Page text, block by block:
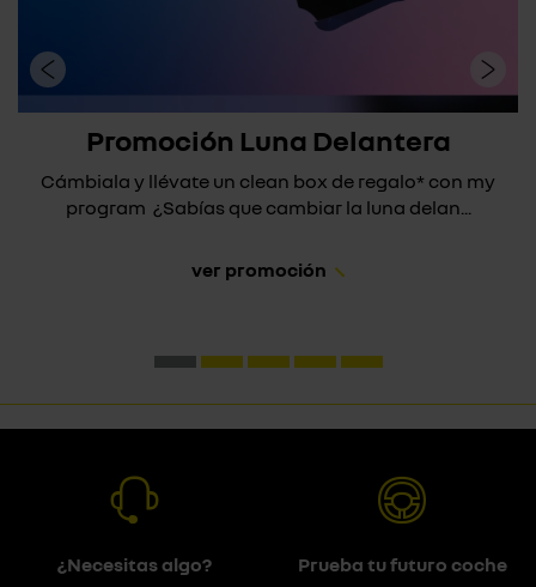
Promoción Luna Delantera
Cámbiala y llévate un clean box de regalo* con my
program ¿Sabías que cambiar la luna delan...
ver promoción
¿Necesitas algo?
Prueba tu futuro coche